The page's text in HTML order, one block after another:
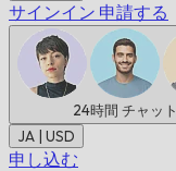
サインイン 申請する
24時間 チャット
JA | USD
申し込む